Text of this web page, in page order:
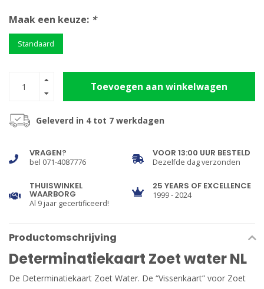
Maak een keuze: *
Standaard
Toevoegen aan winkelwagen
Geleverd in 4 tot 7 werkdagen
VRAGEN?
bel 071-4087776
VOOR 13:00 UUR BESTELD
Dezelfde dag verzonden
THUISWINKEL
WAARBORG
Al 9 jaar gecertificeerd!
25 YEARS OF EXCELLENCE
1999 - 2024
Productomschrijving
Determinatiekaart Zoet water NL
De Determinatiekaart Zoet Water. De “Vissenkaart” voor Zoet